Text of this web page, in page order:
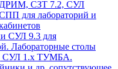
ДРИМ, СЗТ 7.2, СУЛ
для лабораторий и
СУЛ 9.3 для
Лабораторные столы
1.х ТУМБА.